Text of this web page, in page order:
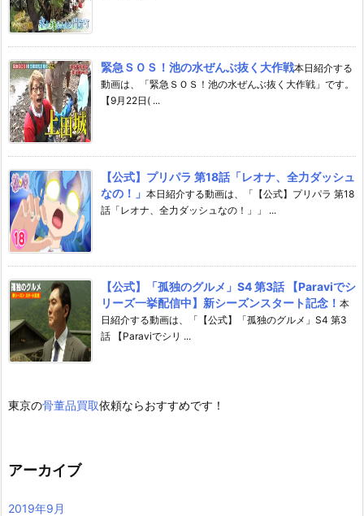
緊急ＳＯＳ！池の水ぜんぶ抜く大作戦本日紹介する
動画は、「緊急ＳＯＳ！池の水ぜんぶ抜く大作戦」です。
【9月22日( ...
【公式】プリパラ 第18話「レオナ、全力ダッシュ
なの！」 本日紹介する動画は、「【公式】プリパラ 第18
話「レオナ、全力ダッシュなの！」」 ...
【公式】「孤独のグルメ」S4 第3話 【Paraviでシ
リーズ一挙配信中】新シーズンスタート記念！ 本
日紹介する動画は、「【公式】「孤独のグルメ」S4 第3
話 【Paraviでシリ ...
東京の骨董品買取依頼ならおすすめです！
アーカイブ
2019年9月